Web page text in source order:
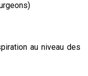
au niveau des